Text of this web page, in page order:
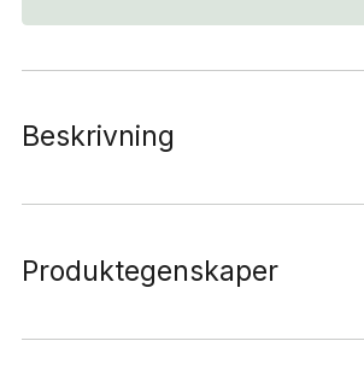
Beskrivning
Produktegenskaper